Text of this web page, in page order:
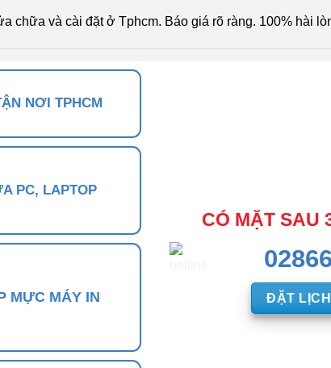
chữa và cài đặt ở Tphcm. Báo giá rõ ràng. 100% hài
NƠI TPHCM
PC, LAPTOP
MỰC MÁY IN
CÓ MẶT SAU
ĐẶT